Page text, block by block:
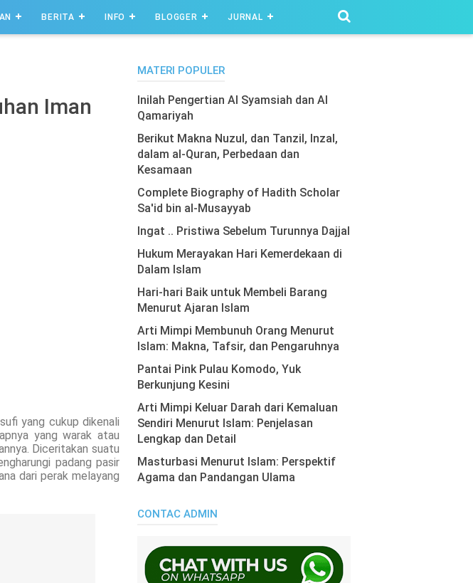
BERITA INFO BLOGGER JURNAL
Iman
yang cukup dikenali
yang warak atau
Diceritakan suatu
padang pasir
dari perak melayang
MATERI POPULER
Inilah Pengertian Al Syamsiah dan Al
Qamariyah
Berikut Makna Nuzul, dan Tanzil, Inzal,
dalam al-Quran, Perbedaan dan
Kesamaan
Complete Biography of Hadith Scholar
Sa'id bin al-Musayyab
Ingat .. Pristiwa Sebelum Turunnya Dajjal
Hukum Merayakan Hari Kemerdekaan di
Dalam Islam
Hari-hari Baik untuk Membeli Barang
Menurut Ajaran Islam
Arti Mimpi Membunuh Orang Menurut
Islam: Makna, Tafsir, dan Pengaruhnya
Pantai Pink Pulau Komodo, Yuk
Berkunjung Kesini
Arti Mimpi Keluar Darah dari Kemaluan
Sendiri Menurut Islam: Penjelasan
Lengkap dan Detail
Masturbasi Menurut Islam: Perspektif
Agama dan Pandangan Ulama
CONTAC ADMIN